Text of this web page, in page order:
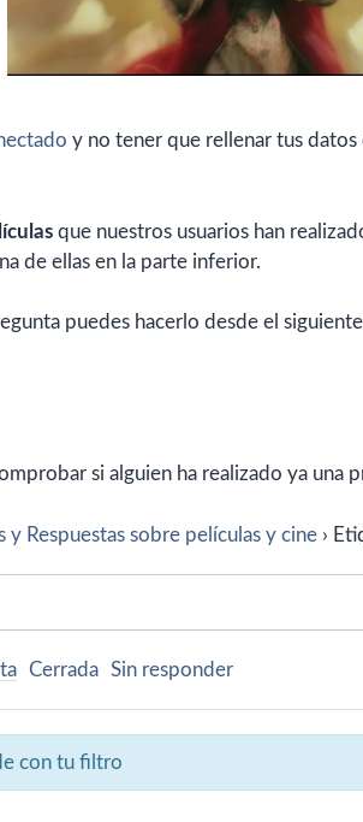
y no tener que rellenar tus datos
que nuestros usuarios han
de ellas en la parte inferior.
puedes hacerlo desde el
si alguien ha realizado ya una
Respuestas sobre películas y cine ›
Cerrada Sin responder
con tu filtro